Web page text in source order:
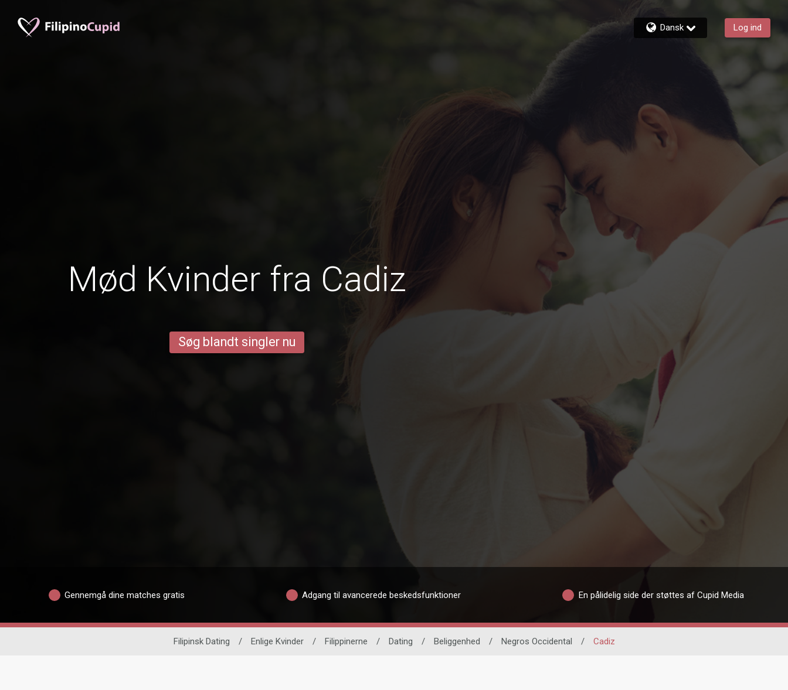
Dansk Log ind
Mød Kvinder fra Cadiz
Søg blandt singler nu
Gennemgå dine matches gratis Adgang til avancerede beskedsfunktioner En pålidelig side der støttes af Cupid Media
Filipinsk Dating / Enlige Kvinder / Filippinerne / Dating / Beliggenhed / Negros Occidental / Cadiz